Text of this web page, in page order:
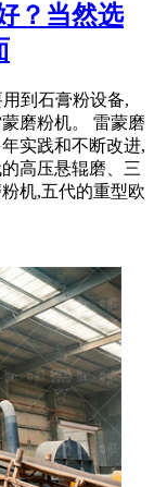
？当然选
到石膏粉设备,
磨粉机。 雷蒙磨
实践和不断改进,
高压悬辊磨、三
机,五代的重型欧